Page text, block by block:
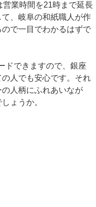
業時間を21時まで延長
、岐阜の和紙職人が作
で一目でわかるはずで
ドできますので、銀座
人でも安心です。それ
人柄にふれあいなが
ょうか。